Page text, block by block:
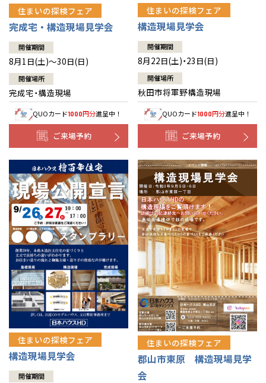
住まいの探検フェア
完成宅・構造現場見学会
開催期間
8月1日(土)～30日(日)
開催場所
完成宅・構造現場
QUOカード1000円分進呈中！
ご来場予約
住まいの探検フェア
構造現場見学会
開催期間
8月22日(土)・23日(日)
開催場所
秋田市将軍野構造現場
QUOカード1000円分進呈中！
ご来場予約
住まいの探検フェア
構造現場見学会
開催期間
住まいの探検フェア
郡山市東原 構造現場見学
会
徳島
高知
長崎
沖縄